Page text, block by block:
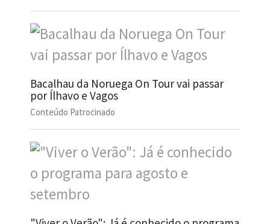
Bacalhau da Noruega On Tour vai passar
por Ílhavo e Vagos
Conteúdo Patrocinado